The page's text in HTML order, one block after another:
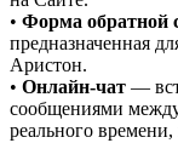
• Форма обратной
предназначенная
Аристон.
• Онлайн-чат —
сообщениями
реального